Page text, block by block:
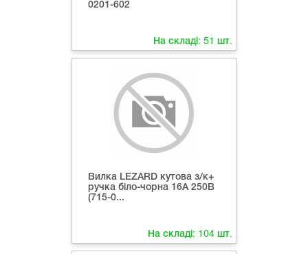
0201-602
На складі: 51 шт.
Вилка LEZARD кутова з/к+
ручка біло-чорна 16А 250В
(715-0...
На складі: 104 шт.